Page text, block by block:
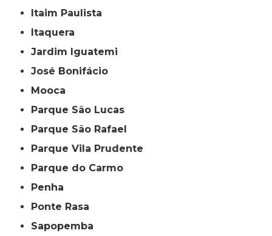
Itaim Paulista
Itaquera
Jardim Iguatemi
José Bonifácio
Mooca
Parque São Lucas
Parque São Rafael
Parque Vila Prudente
Parque do Carmo
Penha
Ponte Rasa
Sapopemba